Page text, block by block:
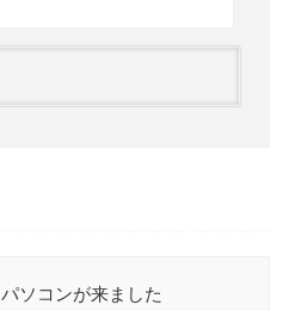
パソコンが来ました